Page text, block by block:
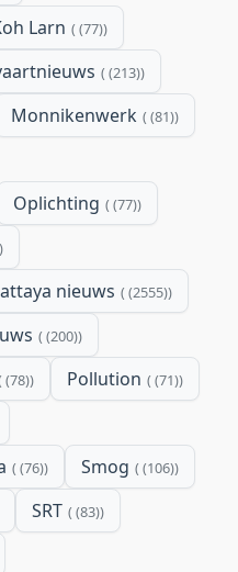
Larn (77)
(213)
Monnikenwerk (81)
Oplichting (77)
nieuws (2555)
(200)
(78) Pollution (71)
(76) Smog (106)
SRT (83)